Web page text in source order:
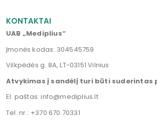
KONTAKTAI
UAB „Mediplius“
Įmonės kodas: 304545759
Vilkpėdės g. 8A, LT-03151 Vilnius
Atvykimas į sandėlį turi būti suderintas
El. paštas:info@mediplius.lt
Tel. nr.: +370 670 70331